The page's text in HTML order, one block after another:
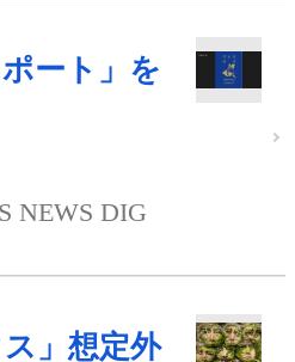
ート」を
NEWS DIG
ス」想定外